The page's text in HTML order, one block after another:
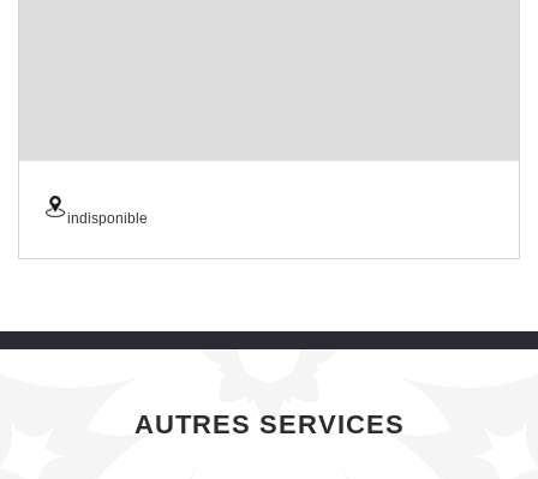
indisponible
AUTRES SERVICES